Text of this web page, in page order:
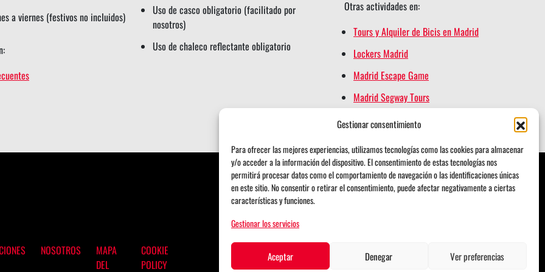
Gestionar consentimiento
Para ofrecer las mejores experiencias, utilizamos tecnologías como las cookies para almacenar
y/o acceder a la información del dispositivo. El consentimiento de estas tecnologías nos
permitirá procesar datos como el comportamiento de navegación o las identificaciones únicas
en este sitio. No consentir o retirar el consentimiento, puede afectar negativamente a ciertas
características y funciones.
Gestionar los servicios
Aceptar Denegar Ver preferencias
a viernes (festivos no incluidos)
Uso de casco obligatorio (facilitado por
nosotros)
Uso de chaleco reflectante obligatorio
Otras actividades en:
Tours y Alquiler de Bicis en Madrid
Lockers Madrid
Madrid Escape Game
Madrid Segway Tours
Retiro Magic
NOSOTROS
MAPA
DEL
COOKIE
POLICY
Diseño Web por danielmrey.com